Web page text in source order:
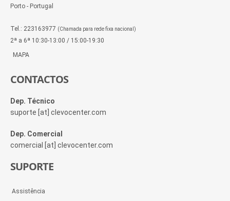
Porto - Portugal
Tel.: 223163977 (Chamada para rede fixa nacional)
2ª a 6ª 10:30-13:00 / 15:00-19:30
MAPA
CONTACTOS
Dep. Técnico
suporte [at] clevocenter.com
Dep. Comercial
comercial [at] clevocenter.com
SUPORTE
Assistência